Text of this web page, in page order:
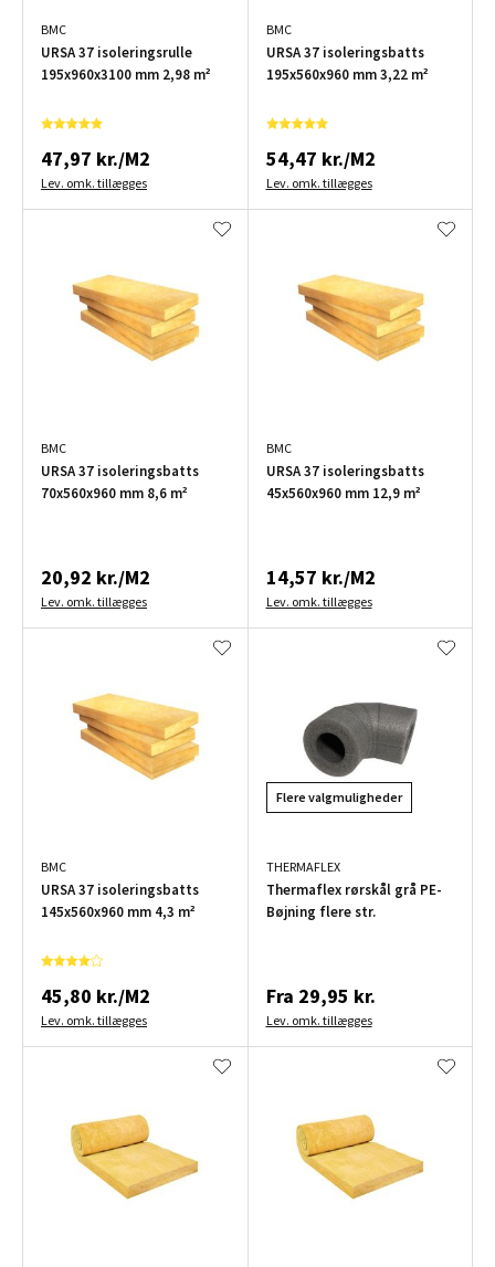
BMC
URSA 37 isoleringsrulle
195x960x3100 mm 2,98 m²
47,97 kr./M2
Lev. omk. tillægges
BMC
URSA 37 isoleringsbatts
195x560x960 mm 3,22 m²
54,47 kr./M2
Lev. omk. tillægges
BMC
URSA 37 isoleringsbatts
70x560x960 mm 8,6 m²
20,92 kr./M2
Lev. omk. tillægges
BMC
URSA 37 isoleringsbatts
45x560x960 mm 12,9 m²
14,57 kr./M2
Lev. omk. tillægges
BMC
URSA 37 isoleringsbatts
145x560x960 mm 4,3 m²
45,80 kr./M2
Lev. omk. tillægges
Flere valgmuligheder
THERMAFLEX
Thermaflex rørskål grå PE-
Bøjning flere str.
Fra 29,95 kr.
Lev. omk. tillægges